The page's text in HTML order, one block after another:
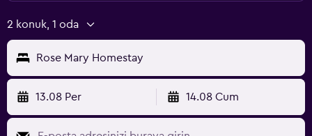
2 konuk, 1 oda
Rose Mary Homestay
13.08 Per 14.08 Cum